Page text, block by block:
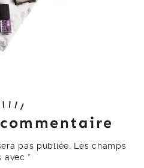
pas publiée.
Les champs
avec *